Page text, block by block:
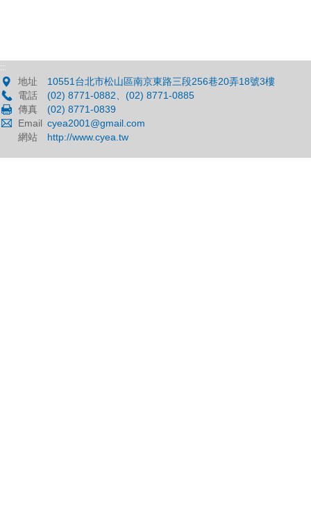
:::
地址
10551台北市松山區南京東路三段256巷20弄18號3樓
電話
(02) 8771-0882、(02) 8771-0885
傳真
(02) 8771-0839
Email cyea2001@gmail.com
網站
http://www.cyea.tw